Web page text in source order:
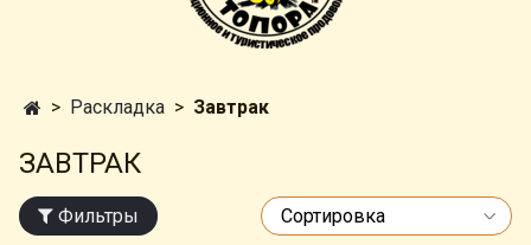
Раскладка Завтрак
ЗАВТРАК
Фильтры